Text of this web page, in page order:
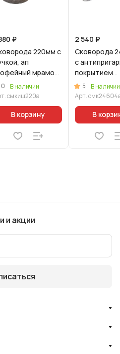
₽
220мм с
ап
мрамор)
"Мраморная
0
В наличии
смкиш220а
В корзину
2 540 ₽
Сковорода
с
покрытием
(кофейный
мрамор), со
стекл.
5
В наличии
Арт.
В
и акции